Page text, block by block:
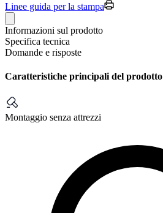
Linee guida per la stampa
Informazioni sul prodotto
Specifica tecnica
Domande e risposte
Caratteristiche principali del prodotto
Montaggio senza attrezzi